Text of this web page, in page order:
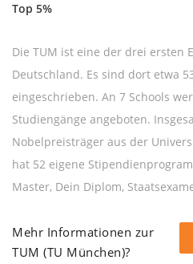
Top 5%
Die TUM ist eine der drei ersten
Deutschland. Es sind dort etwa
eingeschrieben. An 7 Schools
Studiengänge angeboten.
Nobelpreisträger aus der
hat 52 eigene
Master, Dein Diplom,
Mehr Informationen zur
TUM (TU München)?